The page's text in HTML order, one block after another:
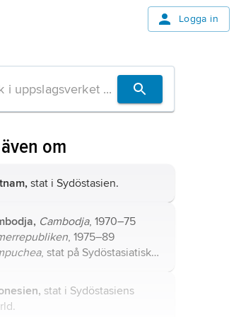
Logga in
om
stat i Sydöstasien.
Cambodja, 1970–75
, 1975–89
, stat på Sydöstasiatiska
stat i Sydöstasiens